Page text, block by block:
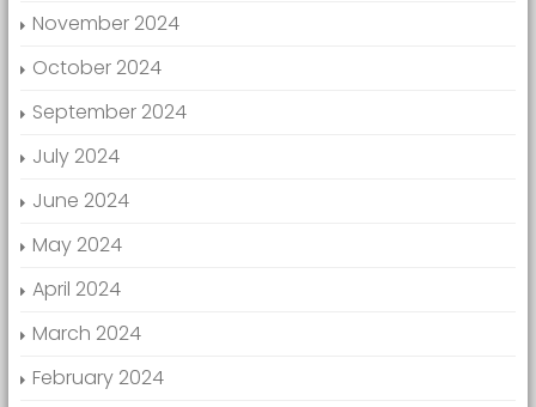
November 2024
October 2024
September 2024
July 2024
June 2024
May 2024
April 2024
March 2024
February 2024